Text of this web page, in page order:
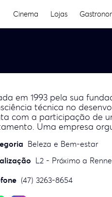
Cinema Lojas
em 1993 pela sua
técnica no
com a participação de
Uma empresa
Beleza e Bem-estar
L2 - Próximo a
(47) 3263-8654